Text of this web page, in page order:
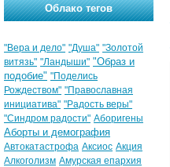
Облако тегов
"Вера и дело" "Душа" "Золотой
витязь" "Ландыши" "Образ и
подобие" "Поделись
Рождеством" "Православная
инициатива" "Радость веры"
"Синдром радости" Аборигены
Аборты и демография
Автокатастрофа Аксиос Акция
Алкоголизм Амурская епархия